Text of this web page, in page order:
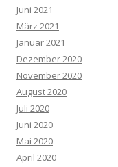
Juni 2021
März 2021
Januar 2021
Dezember 2020
November 2020
August 2020
Juli 2020
Juni 2020
Mai 2020
April 2020